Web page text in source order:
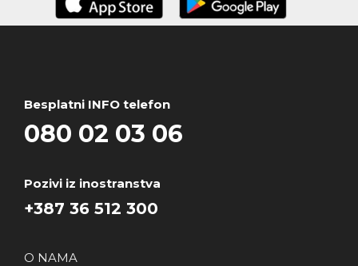
Besplatni INFO telefon
080 02 03 06
Pozivi iz inostranstva
+387 36 512 300
O NAMA